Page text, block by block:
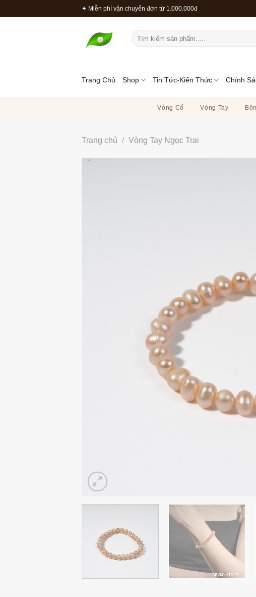
qua
✦ Miễn phí vận chuyển đơn từ 1.000.000đ
Tìm
kiếm:
Trang Chủ Shop Tin Tức-Kiến Thức Chính
Vòng Cổ Vòng Tay
Trang chủ / Vòng Tay Ngọc Trai